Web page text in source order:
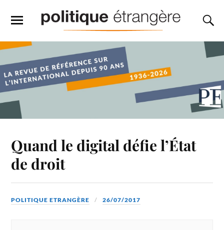
Quand le digital défie l’État
de droit
POLITIQUE ETRANGÈRE 26/07/2017